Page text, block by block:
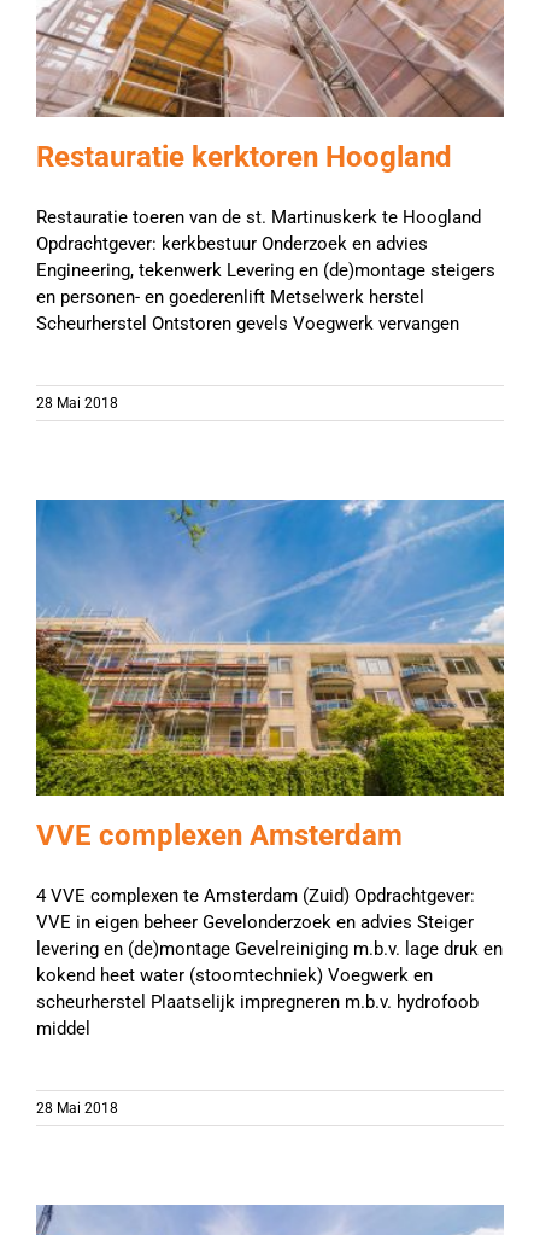
Restauratie kerktoren Hoogland
Restauratie toeren van de st. Martinuskerk te Hoogland
Opdrachtgever: kerkbestuur Onderzoek en advies
Engineering, tekenwerk Levering en (de)montage steigers
en personen- en goederenlift Metselwerk herstel
Scheurherstel Ontstoren gevels Voegwerk vervangen
28 Mai 2018
VVE complexen Amsterdam
4 VVE complexen te Amsterdam (Zuid) Opdrachtgever:
VVE in eigen beheer Gevelonderzoek en advies Steiger
levering en (de)montage Gevelreiniging m.b.v. lage druk en
kokend heet water (stoomtechniek) Voegwerk en
scheurherstel Plaatselijk impregneren m.b.v. hydrofoob
middel
28 Mai 2018